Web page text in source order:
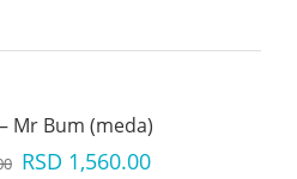
Mr Bum (meda)
RSD 1,560.00